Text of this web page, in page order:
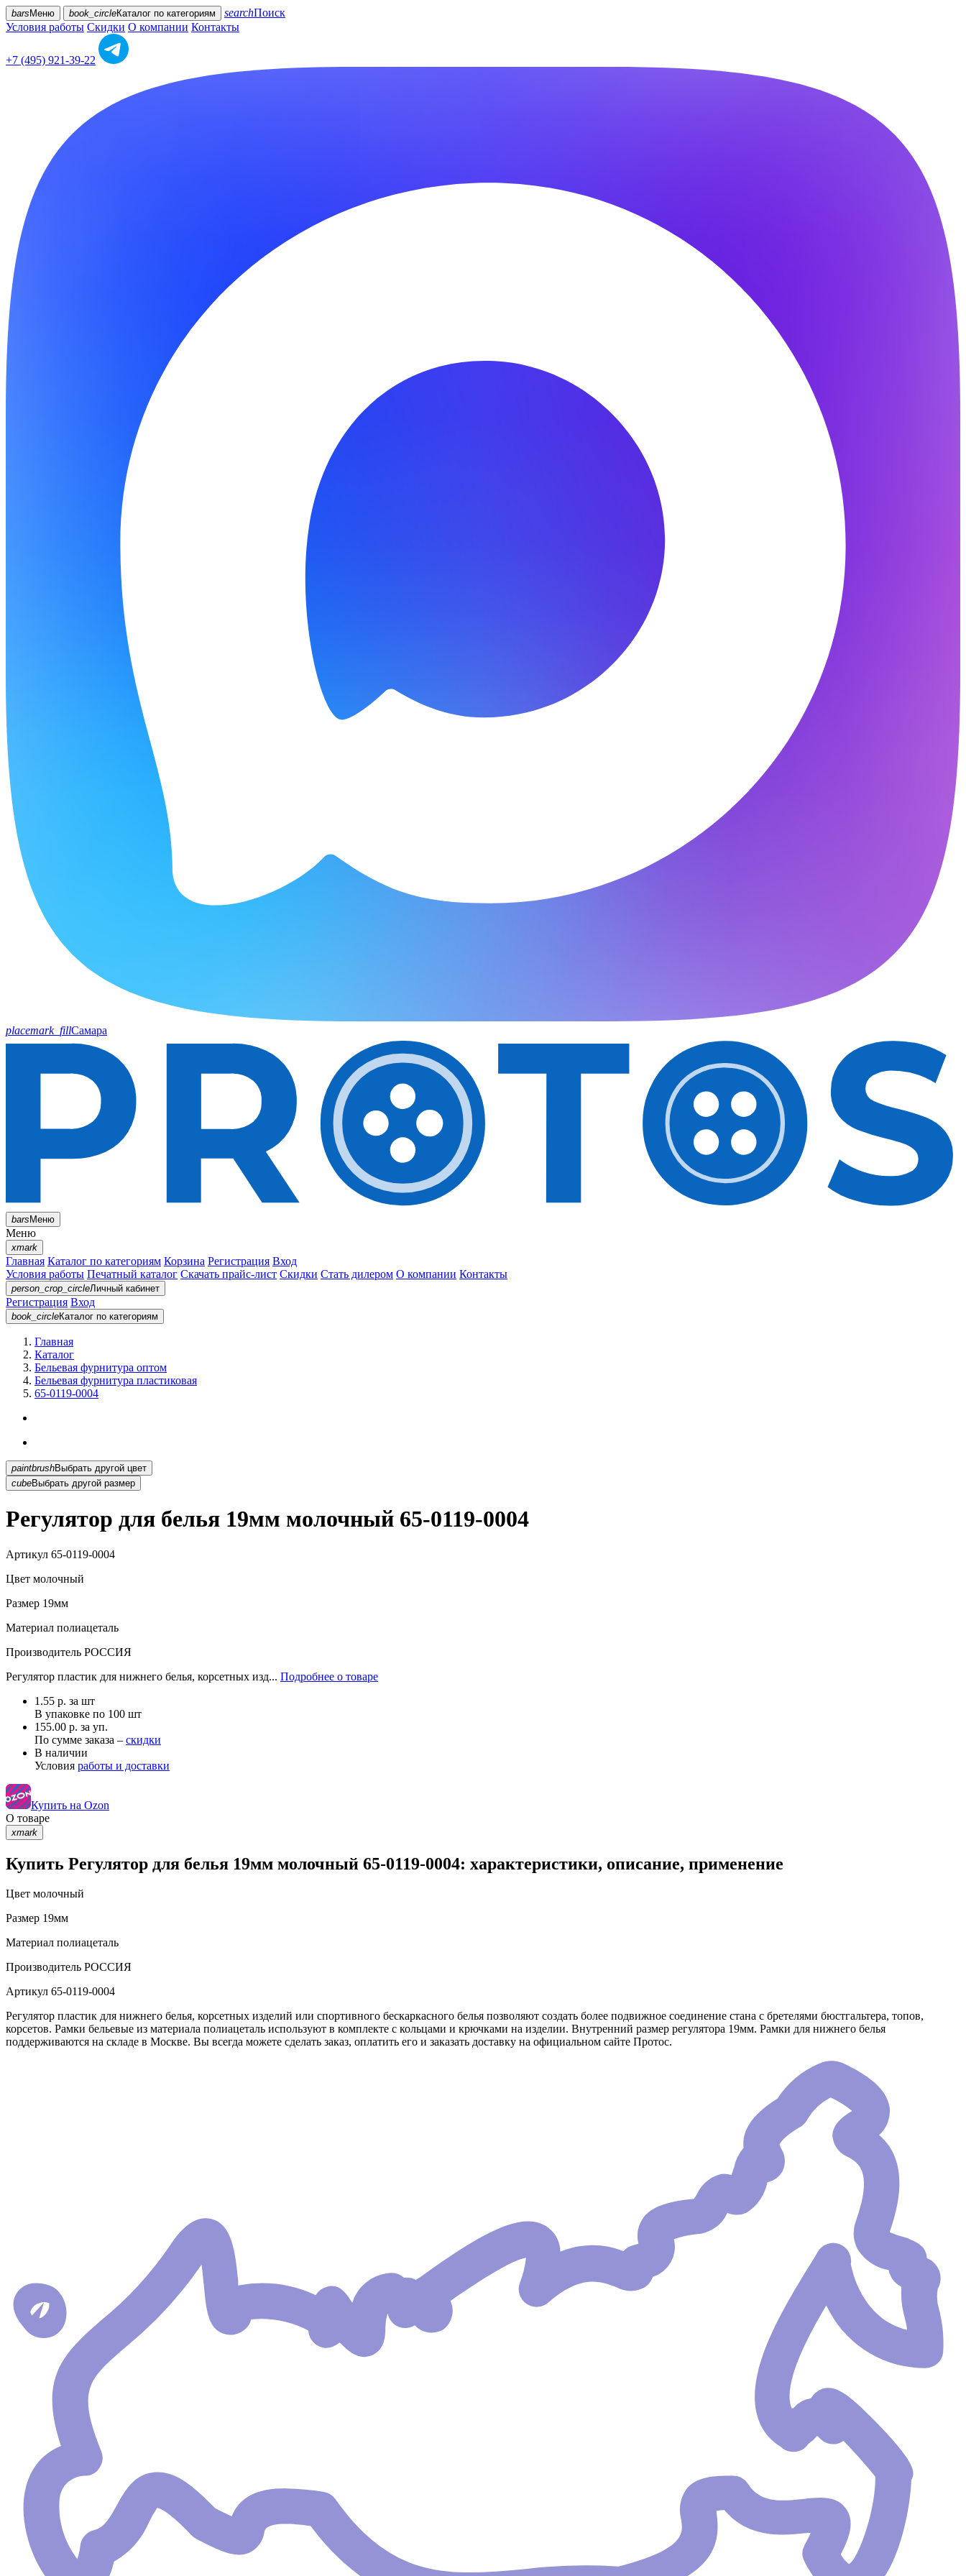
bars Меню book_circleКаталог по категориям searchПоиск
Условия работы Скидки О компании Контакты
+7 (495) 921-39-22
placemark_fillСамара
barsМеню
Меню
xmark
Главная Каталог по категориям Корзина Регистрация Вход
Условия работы Печатный каталог Скачать прайс-лист Скидки Стать дилером О компании Контакты
person_crop_circleЛичный кабинет
Регистрация Вход
book_circleКаталог по категориям
Главная
Каталог
Бельевая фурнитура оптом
Бельевая фурнитура пластиковая
65-0119-0004
paintbrush
Выбрать другой цвет
cubeВыбрать другой размер
Регулятор для белья 19мм молочный 65-0119-0004
Артикул 65-0119-0004
Цвет молочный
Размер 19мм
Материал полиацеталь
Производитель РОССИЯ
Регулятор пластик для нижнего белья, корсетных изд... Подробнее о товаре
1.55 р. за шт
В упаковке по 100 шт
155.00 р. за уп.
По сумме заказа – скидки
В наличии
Условия работы и доставки
Купить на Ozon
О товаре
xmark
Купить Регулятор для белья 19мм молочный 65-0119-0004: характеристики, описание, применение
Цвет молочный
Размер 19мм
Материал полиацеталь
Производитель РОССИЯ
Артикул 65-0119-0004
Регулятор пластик для нижнего белья, корсетных изделий или спортивного бескаркасного белья позволяют создать более подвижное соединение стана с бретелями бюстгальтера, топов,
корсетов. Рамки бельевые из материала полиацеталь используют в комплекте с кольцами и крючками на изделии. Внутренний размер регулятора 19мм. Рамки для нижнего белья
поддерживаются на складе в Москве. Вы всегда можете сделать заказ, оплатить его и заказать доставку на официальном сайте Протос.